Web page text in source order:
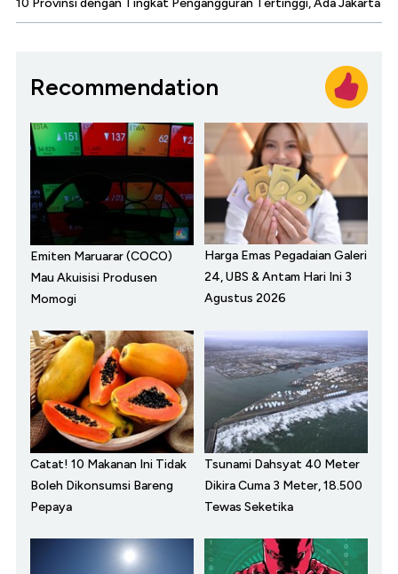
10 Provinsi dengan Tingkat Pengangguran Tertinggi, Ada Jakarta
Recommendation
Emiten Maruarar (COCO)
Mau Akuisisi Produsen
Momogi
Harga Emas Pegadaian Galeri
24, UBS & Antam Hari Ini 3
Agustus 2026
Catat! 10 Makanan Ini Tidak
Boleh Dikonsumsi Bareng
Pepaya
Tsunami Dahsyat 40 Meter
Dikira Cuma 3 Meter, 18.500
Tewas Seketika